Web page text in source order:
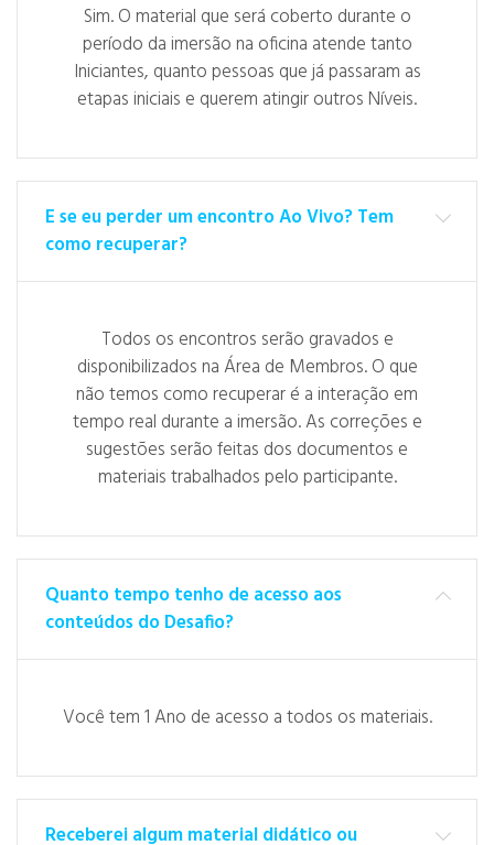
Sim. O material que será coberto durante o
período da imersão na oficina atende tanto
Iniciantes, quanto pessoas que já passaram as
etapas iniciais e querem atingir outros Níveis.
E se eu perder um encontro Ao Vivo? Tem
como recuperar?
Todos os encontros serão gravados e
disponibilizados na Área de Membros. O que
não temos como recuperar é a interação em
tempo real durante a imersão. As correções e
sugestões serão feitas dos documentos e
materiais trabalhados pelo participante.
Quanto tempo tenho de acesso aos
conteúdos do Desafio?
Você tem 1 Ano de acesso a todos os materiais.
Receberei algum material didático ou